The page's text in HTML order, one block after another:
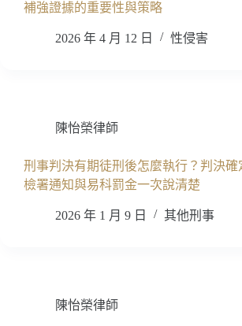
補強證據的重要性與策略
2026 年 4 月 12 日 性侵害
陳怡榮律師
刑事判決有期徒刑後怎麼執行？判決確
檢署通知與易科罰金一次說清楚
2026 年 1 月 9 日 其他刑事
陳怡榮律師